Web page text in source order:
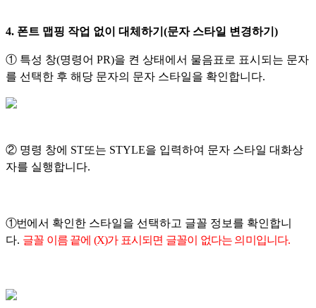
4. 폰트 맵핑 작업 없이 대체하기(문자 스타일 변경하기)
① 특성 창(명령어 PR)을 켠 상태에서 물음표로 표시되는 문자
를 선택한 후 해당 문자의 문자 스타일을 확인합니다.
② 명령 창에 ST또는 STYLE을 입력하여 문자 스타일 대화상
자를 실행합니다.
①번에서 확인한 스타일을 선택하고 글꼴 정보를 확인합니
다. 글꼴 이름 끝에 (X)가 표시되면 글꼴이 없다는 의미입니다.